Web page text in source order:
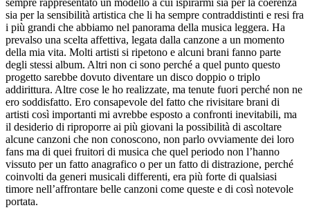
sia per la sensibilità artistica che li ha sempre contraddistinti e resi fra
i più grandi che abbiamo nel panorama della musica leggera. Ha
prevalso una scelta affettiva, legata dalla canzone a un momento
della mia vita. Molti artisti si ripetono e alcuni brani fanno parte
degli stessi album. Altri non ci sono perché a quel punto questo
progetto sarebbe dovuto diventare un disco doppio o triplo
addirittura. Altre cose le ho realizzate, ma tenute fuori perché non ne
ero soddisfatto. Ero consapevole del fatto che rivisitare brani di
artisti così importanti mi avrebbe esposto a confronti inevitabili, ma
il desiderio di riproporre ai più giovani la possibilità di ascoltare
alcune canzoni che non conoscono, non parlo ovviamente dei loro
fans ma di quei fruitori di musica che quel periodo non l’hanno
vissuto per un fatto anagrafico o per un fatto di distrazione, perché
coinvolti da generi musicali differenti, era più forte di qualsiasi
timore nell’affrontare belle canzoni come queste e di così notevole
portata.